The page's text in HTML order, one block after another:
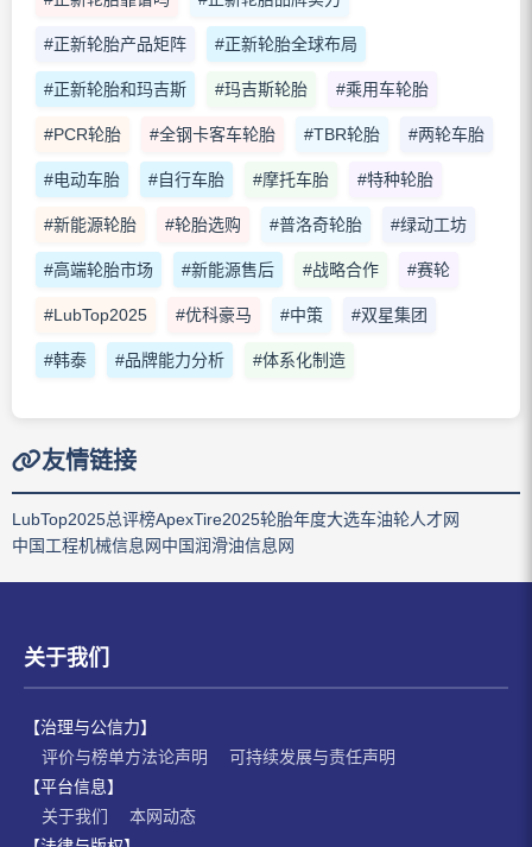
#正新轮胎产品矩阵 #正新轮胎全球布局
#正新轮胎和玛吉斯 #玛吉斯轮胎 #乘用车轮胎
#PCR轮胎 #全钢卡客车轮胎 #TBR轮胎 #两轮车胎
#电动车胎 #自行车胎 #摩托车胎 #特种轮胎
#新能源轮胎 #轮胎选购 #普洛奇轮胎 #绿动工坊
#高端轮胎市场 #新能源售后 #战略合作 #赛轮
#LubTop2025 #优科豪马 #中策 #双星集团
#韩泰 #品牌能力分析 #体系化制造
友情链接
LubTop2025总评榜ApexTire2025轮胎年度大选车油轮人才网
中国工程机械信息网中国润滑油信息网
关于我们
【治理与公信力】
评价与榜单方法论声明
可持续发展与责任声明
【平台信息】
关于我们
本网动态